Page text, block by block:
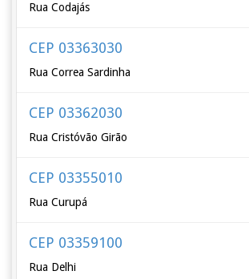
Rua Codajás
CEP 03363030
Rua Correa Sardinha
CEP 03362030
Rua Cristóvão Girão
CEP 03355010
Rua Curupá
CEP 03359100
Rua Delhi